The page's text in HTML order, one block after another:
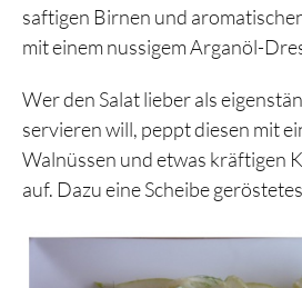
saftigen Birnen und
mit einem nussigem Arganöl-
Wer den Salat lieber als
servieren will, peppt diesen mit
Walnüssen und etwas kräftigen
auf. Dazu eine Scheibe